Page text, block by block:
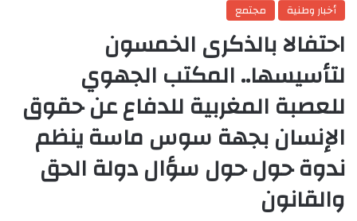
أخبار وطنية
مجتمع
احتفالا بالذكرى الخمسون
لتأسيسها.. المكتب الجهوي
للعصبة المغربية للدفاع عن حقوق
الإنسان بجهة سوس ماسة ينظم
ندوة حول حول سؤال دولة الحق
والقانون